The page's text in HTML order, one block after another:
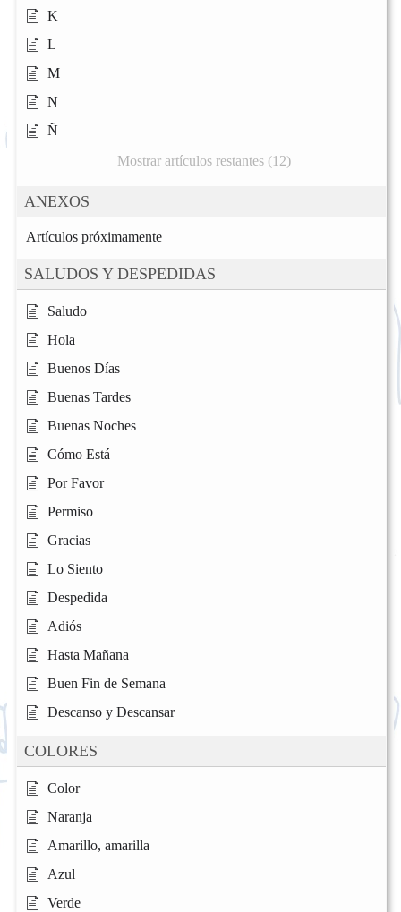
K
L
M
N
Ñ
Mostrar artículos restantes (12)
ANEXOS
Artículos próximamente
SALUDOS Y DESPEDIDAS
Saludo
Hola
Buenos Días
Buenas Tardes
Buenas Noches
Cómo Está
Por Favor
Permiso
Gracias
Lo Siento
Despedida
Adiós
Hasta Mañana
Buen Fin de Semana
Descanso y Descansar
COLORES
Color
Naranja
Amarillo, amarilla
Azul
Verde